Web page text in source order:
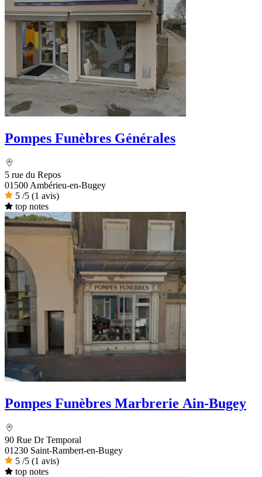
Pompes Funèbres Générales
5 rue du Repos
01500 Ambérieu-en-Bugey
5 /5 (1 avis)
top notes
Pompes Funèbres Marbrerie Ain-Bugey
90 Rue Dr Temporal
01230 Saint-Rambert-en-Bugey
5 /5 (1 avis)
top notes